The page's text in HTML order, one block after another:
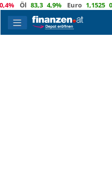
Öl 83,3 4,9% Euro 1,1525 0,0%